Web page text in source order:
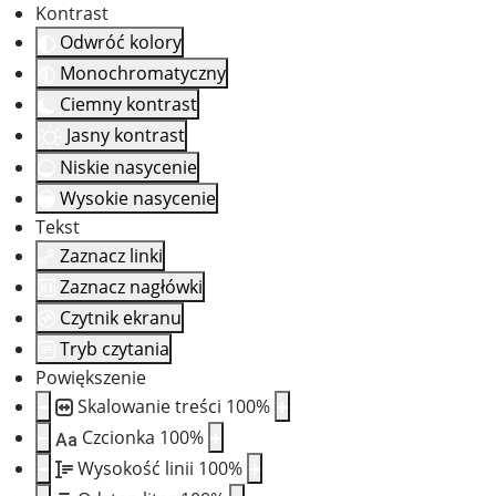
Kontrast
Odwróć kolory
Monochromatyczny
Ciemny kontrast
Jasny kontrast
Niskie nasycenie
Wysokie nasycenie
Tekst
Zaznacz linki
Zaznacz nagłówki
Czytnik ekranu
Tryb czytania
Powiększenie
Skalowanie treści 100%
Aa Czcionka 100%
Wysokość linii 100%